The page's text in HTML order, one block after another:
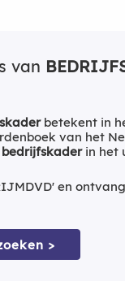
van
betekent in
van het
bedrijfskaderin het
en
>